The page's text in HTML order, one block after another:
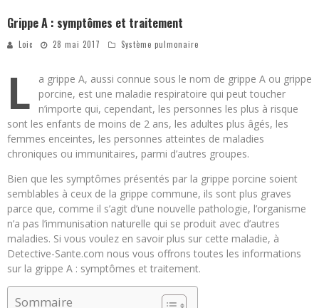
Grippe A : symptômes et traitement
Loic 28 mai 2017 Système pulmonaire
L
a grippe A, aussi connue sous le nom de grippe A ou grippe
porcine, est une maladie respiratoire qui peut toucher
n’importe qui, cependant, les personnes les plus à risque
sont les enfants de moins de 2 ans, les adultes plus âgés, les
femmes enceintes, les personnes atteintes de maladies
chroniques ou immunitaires, parmi d’autres groupes.
Bien que les symptômes présentés par la grippe porcine soient
semblables à ceux de la grippe commune, ils sont plus graves
parce que, comme il s’agit d’une nouvelle pathologie, l’organisme
n’a pas l’immunisation naturelle qui se produit avec d’autres
maladies. Si vous voulez en savoir plus sur cette maladie, à
Detective-Sante.com nous vous offrons toutes les informations
sur la grippe A : symptômes et traitement.
Sommaire